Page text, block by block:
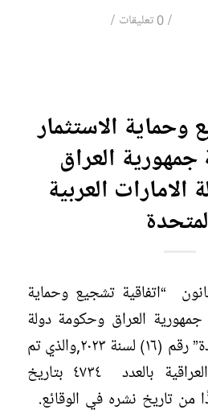
/ 0 تعليقات /
وحماية الاستثمار
العراق
العربية
“اتفاقية تشجيع وحماية
جمهورية العراق وحكومة دولة
الامارات العربية المتحدة” رقم (١٦) لسنة ٢٠٢٣,والذي تم
نشره في الوقائع العراقية بالعدد ٤٧٣٤ بتاريخ
نافذًا من تاريخ نشره في الوقائع.